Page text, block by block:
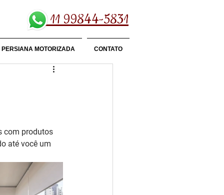
11 99844-5831
PERSIANA MOTORIZADA CONTATO
com produtos
até você um